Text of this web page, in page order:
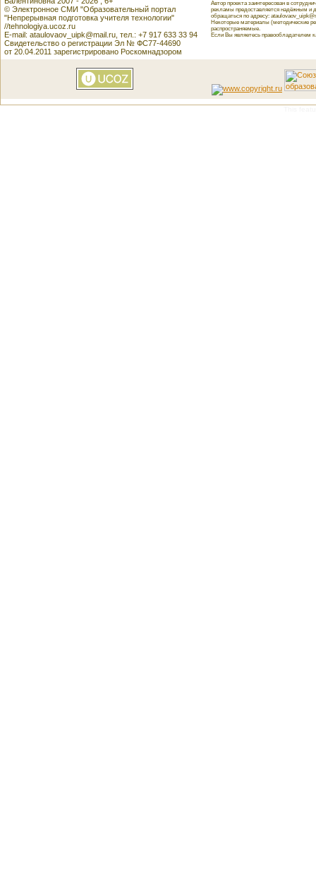
© Электронное СМИ "Образовательный портал
"Непрерывная подготовка учителя технологии"
//tehnologiya.ucoz.ru
E-mail: ataulovaov_uipk@mail.ru, тел.: +7 917 633 33 94
Свидетельство о регистрации Эл № ФС77-44690
от 20.04.2011 зарегистрировано Роскомнадзором
Автор проекта заинтересован в
рекламы предоставляется надёжным и
обращаться по адресу:
Некоторые материалы (методические
распространяемые.
Если Вы являетесь правообладателем